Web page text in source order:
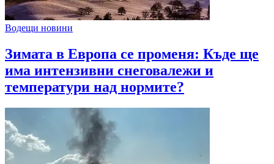
Водещи новини
Зимата в Европа се променя: Къде ще
има интензивни снеговалежи и
температури над нормите?